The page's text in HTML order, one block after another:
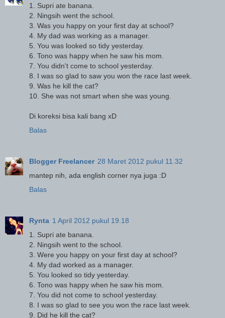
1. Supri ate banana.
2. Ningsih went the school.
3. Was you happy on your first day at school?
4. My dad was working as a manager.
5. You was looked so tidy yesterday.
6. Tono was happy when he saw his mom.
7. You didn't come to school yesterday.
8. I was so glad to saw you won the race last week.
9. Was he kill the cat?
10. She was not smart when she was young.
Di koreksi bisa kali bang xD
Balas
Blogger Freelancer 28 Maret 2012 pukul 11.32
mantep nih, ada english corner nya juga :D
Balas
Rynta 1 April 2012 pukul 19.18
1. Supri ate banana.
2. Ningsih went to the school.
3. Were you happy on your first day at school?
4. My dad worked as a manager.
5. You looked so tidy yesterday.
6. Tono was happy when he saw his mom.
7. You did not come to school yesterday.
8. I was so glad to see you won the race last week.
9. Did he kill the cat?